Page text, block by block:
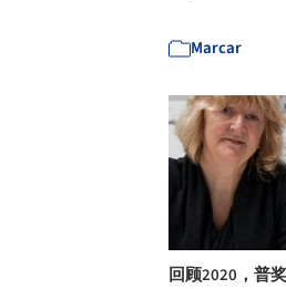
Marcar
回顾2020，普